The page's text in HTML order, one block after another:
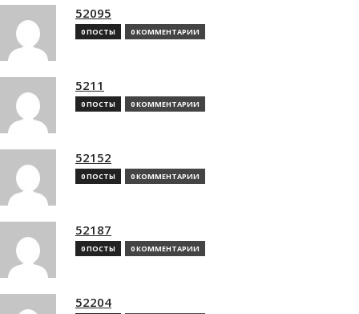
52095
0 ПОСТЫ 0 КОММЕНТАРИИ
5211
0 ПОСТЫ 0 КОММЕНТАРИИ
52152
0 ПОСТЫ 0 КОММЕНТАРИИ
52187
0 ПОСТЫ 0 КОММЕНТАРИИ
52204